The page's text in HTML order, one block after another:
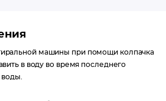
машины при помощи колпачка
в воду во время последнего